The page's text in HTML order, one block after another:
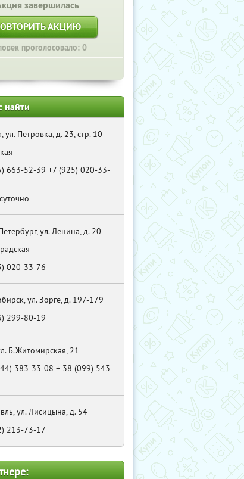
завершилась
АКЦИЮ
проголосовало: 0
найти
ул. Петровка, д. 23, стр. 10
663-52-39 +7 (925) 020-33-
ул. Ленина, д. 20
020-33-76
ул. Зорге, д. 197-179
299-80-19
Б.Житомирская, 21
383-33-08 + 38 (099) 543-
ул. Лисицына, д. 54
213-73-17